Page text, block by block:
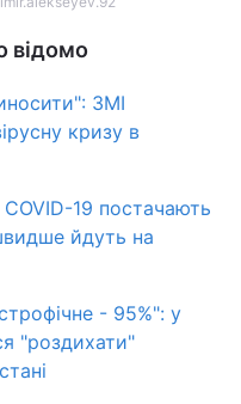
відомо
ЗМІ
кризу в
19 постачають
йдуть на
- 95%": у
"роздихати"